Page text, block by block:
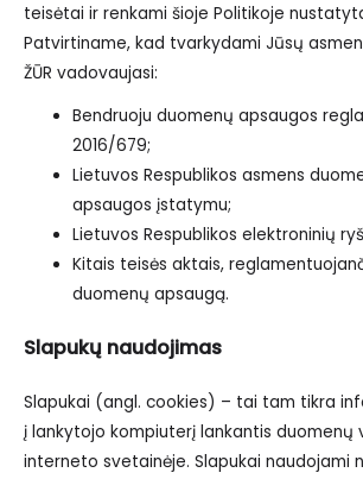
teisėtai ir renkami šioje Politikoje
Patvirtiname, kad tvarkydami Jūsų
ŽŪR vadovaujasi:
Bendruoju duomenų apsaugos
2016/679;
Lietuvos Respublikos asmens
apsaugos įstatymu;
Lietuvos Respublikos elektroninių
Kitais teisės aktais,
duomenų apsaugą.
Slapukų naudojimas
Slapukai (angl. cookies) – tai tam tikra
į lankytojo kompiuterį lankantis duomenų
interneto svetainėje. Slapukai naudojami